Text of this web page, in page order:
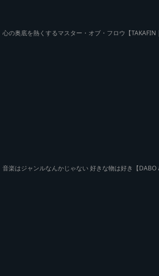
心の奥底を熱くするマスター・オブ・フロウ【
音楽はジャンルなんかじゃない 好きな物は好き【